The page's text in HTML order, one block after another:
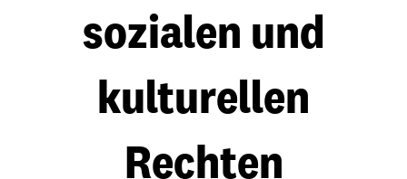
sozialen und
kulturellen
Rechten